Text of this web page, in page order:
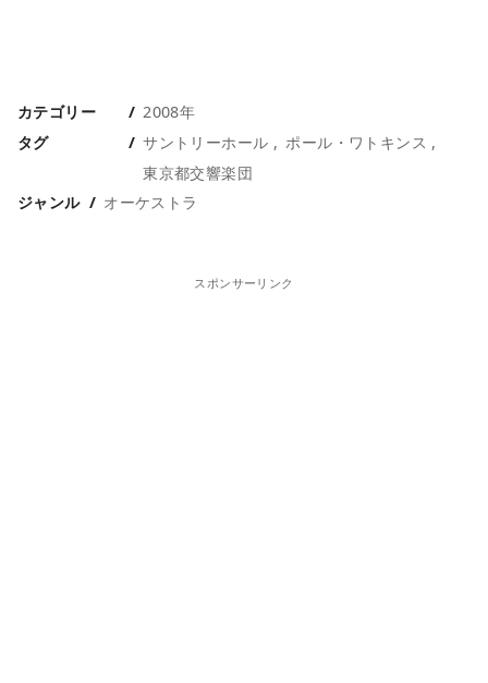
カテゴリー
2008年
タグ
サントリーホール
ポール・ワトキンス
東京都交響楽団
ジャンル
オーケストラ
スポンサーリンク